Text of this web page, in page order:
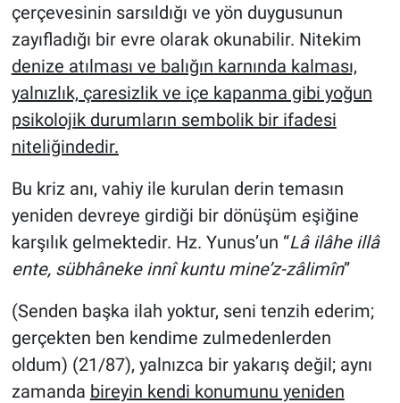
çerçevesinin sarsıldığı ve yön duygusunun
zayıfladığı bir evre olarak okunabilir. Nitekim
denize atılması ve balığın karnında kalması,
yalnızlık, çaresizlik ve içe kapanma gibi yoğun
psikolojik durumların sembolik bir ifadesi
niteliğindedir.
Bu kriz anı, vahiy ile kurulan derin temasın
yeniden devreye girdiği bir dönüşüm eşiğine
karşılık gelmektedir. Hz. Yunus’un “Lâ ilâhe illâ
ente, sübhâneke innî kuntu mine’z-zâlimîn”
(Senden başka ilah yoktur, seni tenzih ederim;
gerçekten ben kendime zulmedenlerden
oldum) (21/87), yalnızca bir yakarış değil; aynı
zamanda bireyin kendi konumunu yeniden